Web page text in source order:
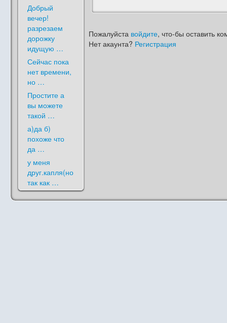
Добрый
вечер!
разрезаем
дорожку
идущую …
Сейчас пока
нет времени,
но …
Простите а
вы можете
такой …
а)да б)
похоже что
да …
у меня
друг.капля(но
так как …
Пожалуйста войдите, что-бы оставить
Нет акаунта? Регистрация